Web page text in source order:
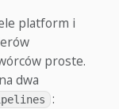
platform i
proste.
dwa
: